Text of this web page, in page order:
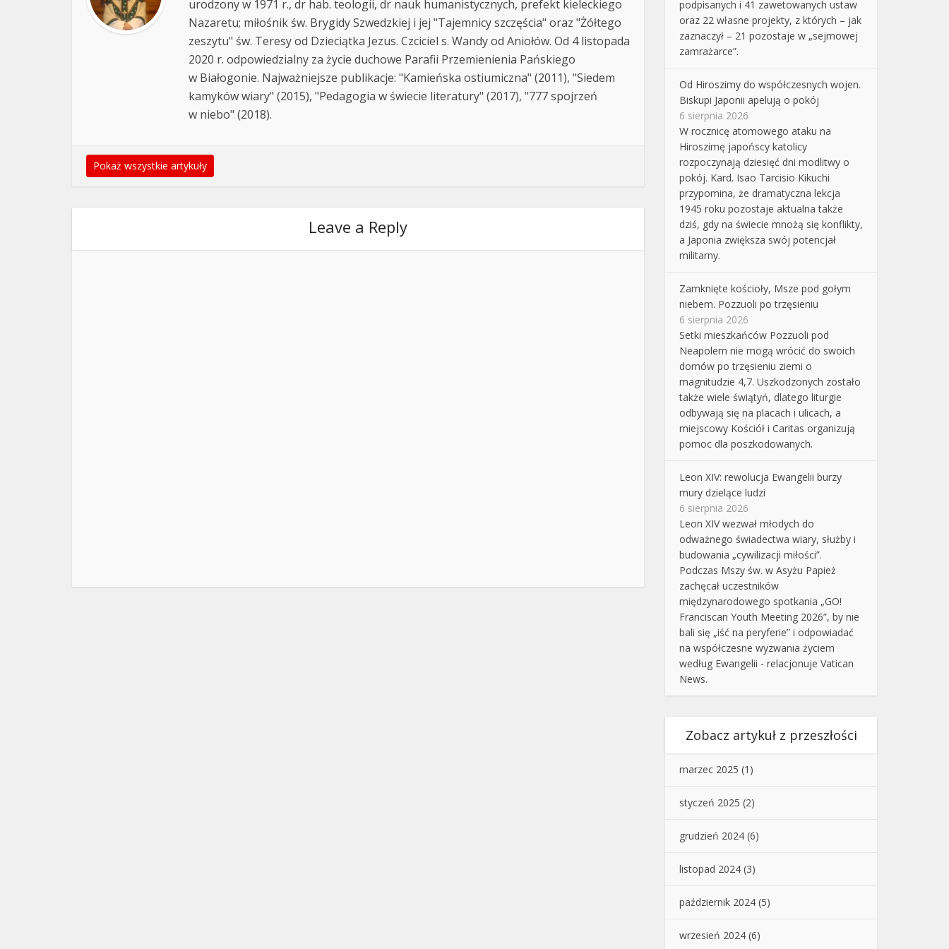
urodzony w 1971 r., dr hab. teologii, dr nauk humanistycznych, prefekt kieleckiego
Nazaretu; miłośnik św. Brygidy Szwedzkiej i jej "Tajemnicy szczęścia" oraz "Żółtego
zeszytu" św. Teresy od Dzieciątka Jezus. Czciciel s. Wandy od Aniołów. Od 4 listopada
2020 r. odpowiedzialny za życie duchowe Parafii Przemienienia Pańskiego
w Białogonie. Najważniejsze publikacje: "Kamieńska ostiumiczna" (2011), "Siedem
kamyków wiary" (2015), "Pedagogia w świecie literatury" (2017), "777 spojrzeń
w niebo" (2018).
Pokaż wszystkie artykuły
Leave a Reply
podpisanych i 41 zawetowanych ustaw
oraz 22 własne projekty, z których – jak
zaznaczył – 21 pozostaje w „sejmowej
zamrażarce”.
Od Hiroszimy do współczesnych wojen.
Biskupi Japonii apelują o pokój
6 sierpnia 2026
W rocznicę atomowego ataku na
Hiroszimę japońscy katolicy
rozpoczynają dziesięć dni modlitwy o
pokój. Kard. Isao Tarcisio Kikuchi
przypomina, że dramatyczna lekcja
1945 roku pozostaje aktualna także
dziś, gdy na świecie mnożą się konflikty,
a Japonia zwiększa swój potencjał
militarny.
Zamknięte kościoły, Msze pod gołym
niebem. Pozzuoli po trzęsieniu
6 sierpnia 2026
Setki mieszkańców Pozzuoli pod
Neapolem nie mogą wrócić do swoich
domów po trzęsieniu ziemi o
magnitudzie 4,7. Uszkodzonych zostało
także wiele świątyń, dlatego liturgie
odbywają się na placach i ulicach, a
miejscowy Kościół i Caritas organizują
pomoc dla poszkodowanych.
Leon XIV: rewolucja Ewangelii burzy
mury dzielące ludzi
6 sierpnia 2026
Leon XIV wezwał młodych do
odważnego świadectwa wiary, służby i
budowania „cywilizacji miłości”.
Podczas Mszy św. w Asyżu Papież
zachęcał uczestników
międzynarodowego spotkania „GO!
Franciscan Youth Meeting 2026”, by nie
bali się „iść na peryferie” i odpowiadać
na współczesne wyzwania życiem
według Ewangelii - relacjonuje Vatican
News.
Zobacz artykuł z przeszłości
marzec 2025 (1)
styczeń 2025 (2)
grudzień 2024 (6)
listopad 2024 (3)
październik 2024 (5)
wrzesień 2024 (6)